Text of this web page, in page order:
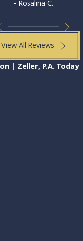
- Rosalina C.
View All Reviews
| Zeller, P.A. Today